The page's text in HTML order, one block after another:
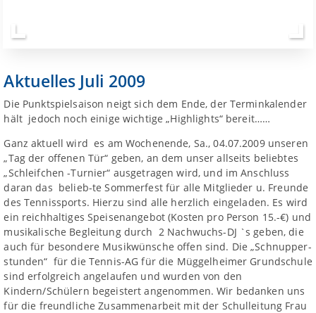
Aktuelles Juli 2009
Die Punktspielsaison neigt sich dem Ende, der Terminkalender
hält jedoch noch einige wichtige „Highlights“ bereit……
Ganz aktuell wird es am Wochenende, Sa., 04.07.2009 unseren
„Tag der offenen Tür“ geben, an dem unser allseits beliebtes
„Schleifchen -Turnier“ ausgetragen wird, und im Anschluss
daran das belieb-te Sommerfest für alle Mitglieder u. Freunde
des Tennissports. Hierzu sind alle herzlich eingeladen. Es wird
ein reichhaltiges Speisenangebot (Kosten pro Person 15.-€) und
musikalische Begleitung durch 2 Nachwuchs-DJ `s geben, die
auch für besondere Musikwünsche offen sind. Die „Schnupper-
stunden“ für die Tennis-AG für die Müggelheimer Grundschule
sind erfolgreich angelaufen und wurden von den
Kindern/Schülern begeistert angenommen. Wir bedanken uns
für die freundliche Zusammenarbeit mit der Schulleitung Frau